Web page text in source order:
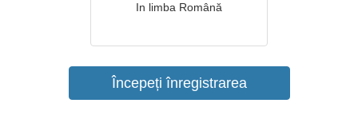
In limba Română
Începeți înregistrarea